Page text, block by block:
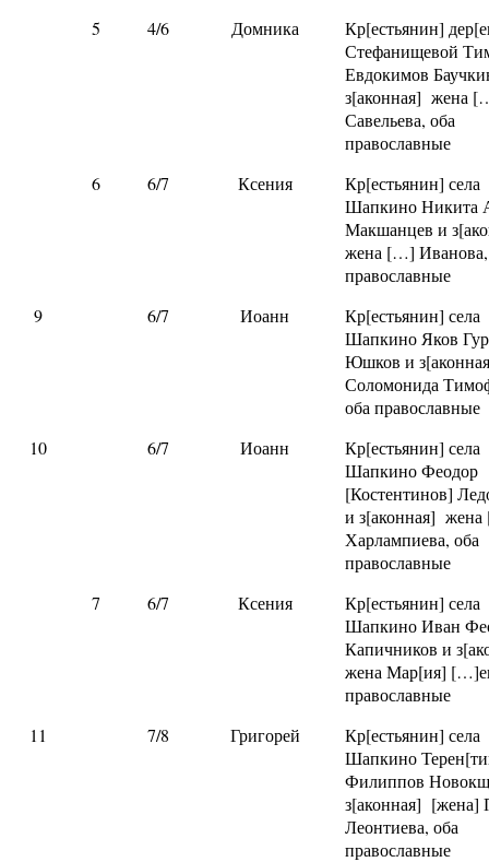
5
4/6 Домника
Кр[естьянин]
Стефанищевой
Евдокимов
з[аконная] жена
Савельева, оба
православные
6
6/7 Ксения
Кр[естьянин] села
Шапкино Никита
Макшанцев и
жена […] Иванова,
православные
9
6/7 Иоанн
Кр[естьянин] села
Шапкино Яков
Юшков и
Соломонида
оба православные
10
6/7 Иоанн
Кр[естьянин] села
Шапкино Феодор
[Костентинов]
и з[аконная]
Харлампиева, оба
православные
7
6/7 Ксения
Кр[естьянин] села
Шапкино Иван
Капичников и
жена Мар[ия]
православные
11
7/8 Григорей
Кр[естьянин] села
Шапкино
Филиппов
з[аконная] [жена]
Леонтиева, оба
православные